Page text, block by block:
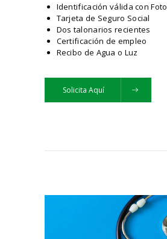
Identificación válida con Foto
Tarjeta de Seguro Social
Dos talonarios recientes
Certificación de empleo
Recibo de Agua o Luz
Solicita Aquí